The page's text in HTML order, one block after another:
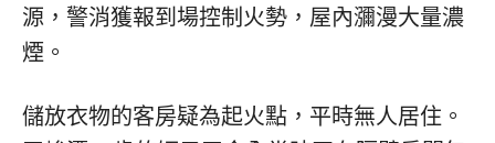
源，警消獲報到場控制火勢，屋內瀰漫大量濃
煙。
儲放衣物的客房疑為起火點，平時無人居住。